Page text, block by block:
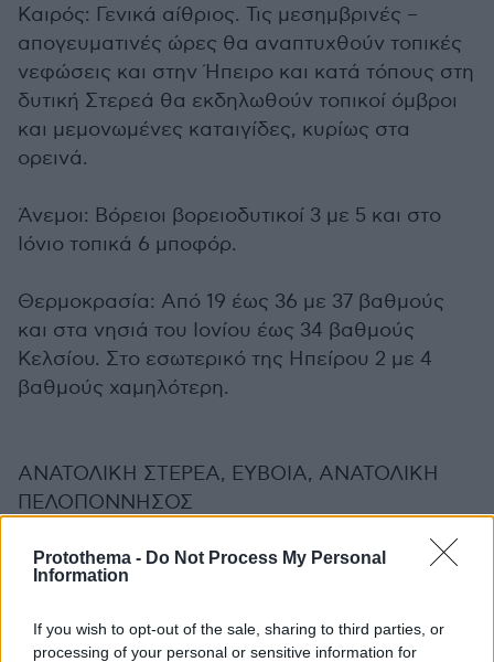
Protothema - Do Not Process My Personal
Information
If you wish to opt-out of the sale, sharing to third parties, or
processing of your personal or sensitive information for
Καιρός: Γενικά αίθριος. Τις μεσημβρινές –
απογευματινές ώρες θα αναπτυχθούν τοπικές
νεφώσεις και στην Ήπειρο και κατά τόπους στη
δυτική Στερεά θα εκδηλωθούν τοπικοί όμβροι
και μεμονωμένες καταιγίδες, κυρίως στα
ορεινά.
Άνεμοι: Βόρειοι βορειοδυτικοί 3 με 5 και στο
Ιόνιο τοπικά 6 μποφόρ.
Θερμοκρασία: Από 19 έως 36 με 37 βαθμούς
και στα νησιά του Ιονίου έως 34 βαθμούς
Κελσίου. Στο εσωτερικό της Ηπείρου 2 με 4
βαθμούς χαμηλότερη.
ΑΝΑΤΟΛΙΚΗ ΣΤΕΡΕΑ, ΕΥΒΟΙΑ, ΑΝΑΤΟΛΙΚΗ
ΠΕΛΟΠΟΝΝΗΣΟΣ
απογευματινές ώρες θα αναπτυχθούν τοπικές
νεφώσεις στα ορεινά.
Άνεμοι: Από βόρειες διευθύνσεις 3 με 5, στα